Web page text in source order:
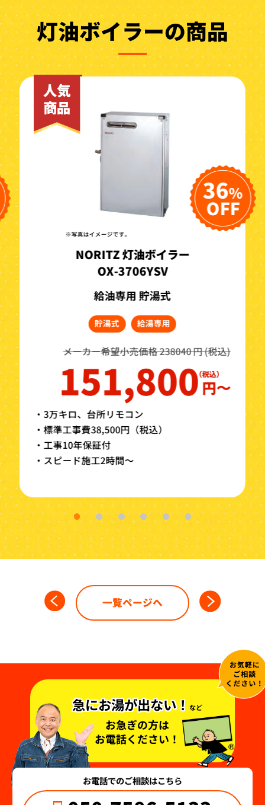
灯油ボイラーの商品
※写真はイメージです。
36%
OFF
NORITZ 灯油ボイラー
OX-3706YSV
給油専用 貯湯式
貯湯式 給湯専用
メーカー希望小売価格 238040 円 (税込)
151,800円〜
・3万キロ、台所リモコン
・標準工事費38,500円（税込）
・工事10年保証付
・スピード施工2時間～
一覧ページへ
急にお湯が出ない！ など
お急ぎの方は
お電話ください！
お電話でのご相談はこちら